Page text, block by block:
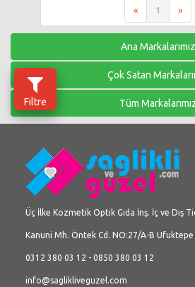
« 1 »
Filtre
Ana Markalarımız
Çok Satan
Tüm
Üç İlke Kozmetik Optik Gıda İnş. İç ve Dış
Kanuni Mh. Öntek Cd. NO:27/A-B
0312 380 03 12 - 0850 380 03 12
info@saglikliveguzel.com